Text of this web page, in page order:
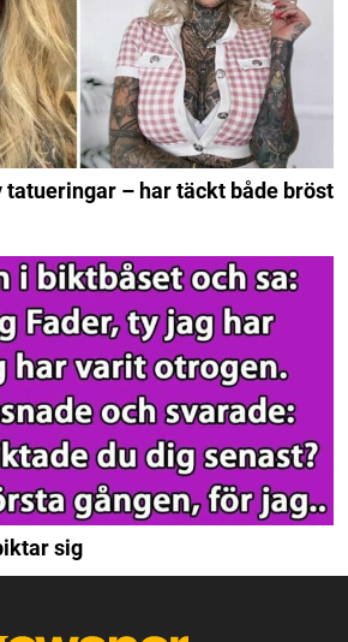
tatueringar – har täckt både bröst
sig